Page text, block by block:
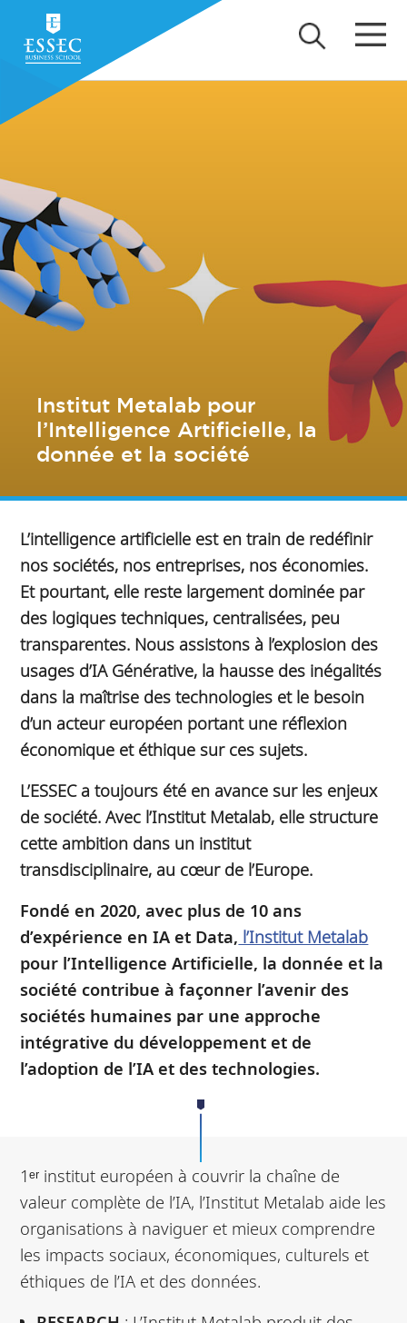
Institut Metalab pour
l’Intelligence Artificielle, la
donnée et la société
L’intelligence artificielle est en train de redéfinir
nos sociétés, nos entreprises, nos économies.
Et pourtant, elle reste largement dominée par
des logiques techniques, centralisées, peu
transparentes. Nous assistons à l’explosion des
usages d’IA Générative, la hausse des inégalités
dans la maîtrise des technologies et le besoin
d’un acteur européen portant une réflexion
économique et éthique sur ces sujets.
L’ESSEC a toujours été en avance sur les enjeux
de société. Avec l’Institut Metalab, elle structure
cette ambition dans un institut
transdisciplinaire, au cœur de l’Europe.
Fondé en 2020, avec plus de 10 ans
d’expérience en IA et Data, l’Institut Metalab
pour l’Intelligence Artificielle, la donnée et la
société contribue à façonner l’avenir des
sociétés humaines par une approche
intégrative du développement et de
l’adoption de l’IA et des technologies.
1ᵉʳ institut européen à couvrir la chaîne de
valeur complète de l’IA, l’Institut Metalab aide les
organisations à naviguer et mieux comprendre
les impacts sociaux, économiques, culturels et
éthiques de l’IA et des données.